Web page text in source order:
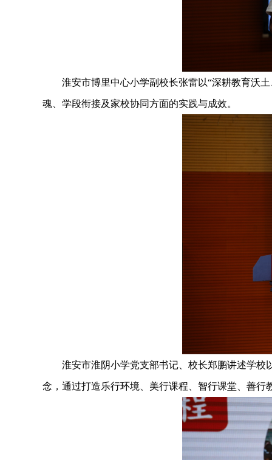
淮安市博里中心小学副校长张雷以“深耕教育沃土
魂、学段衔接及家校协同方面的实践与成效。
淮安市淮阴小学党支部书记、校长郑鹏讲述学校以
念，通过打造乐行环境、美行课程、智行课堂、善